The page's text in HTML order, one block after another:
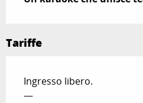
Tariffe
Ingresso libero.
—